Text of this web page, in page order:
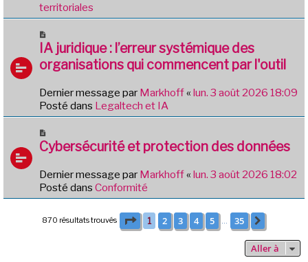
m
s
a
e
territoriales
o
u
v
a
u
s
a
g
e
IA juridique : l’erreur systémique des
organisations qui commencent par l'outil
Dernier message par Markhoff« lun. 3 août 2026 18:09
Posté dans Legaltech et IA
o
u
v
e
a
m
Cybersécurité et protection des données
Dernier message par Markhoff« lun. 3 août 2026 18:02
Posté dans Conformité
870 résultats trouvés Page 1sur35
1 2 3 4 5 35
Aller à